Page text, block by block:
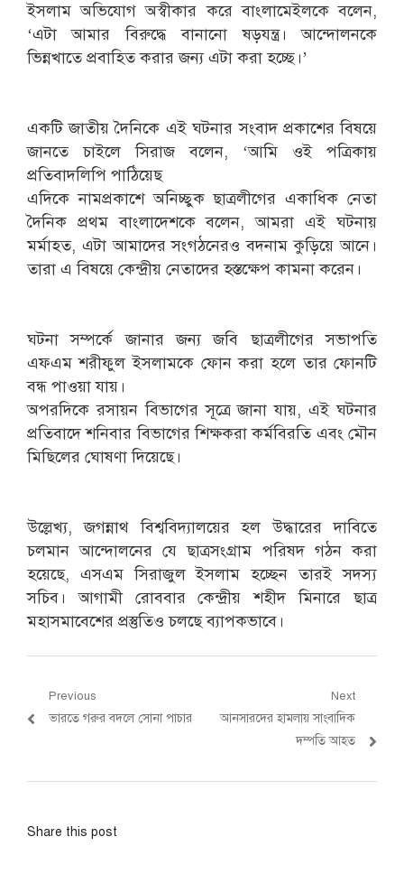
ইসলাম অভিযোগ অস্বীকার করে বাংলামেইলকে বলেন,
‘এটা আমার বিরুদ্ধে বানানো ষড়যন্ত্র। আন্দোলনকে
ভিন্নখাতে প্রবাহিত করার জন্য এটা করা হচ্ছে।’
একটি জাতীয় দৈনিকে এই ঘটনার সংবাদ প্রকাশের বিষয়ে
জানতে চাইলে সিরাজ বলেন, ‘আমি ওই পত্রিকায়
প্রতিবাদলিপি পাঠিয়েছ
এদিকে নামপ্রকাশে অনিচ্ছুক ছাত্রলীগের একাধিক নেতা
দৈনিক প্রথম বাংলাদেশকে বলেন, আমরা এই ঘটনায়
মর্মাহত, এটা আমাদের সংগঠনেরও বদনাম কুড়িয়ে আনে।
তারা এ বিষয়ে কেন্দ্রীয় নেতাদের হস্তক্ষেপ কামনা করেন।
ঘটনা সম্পর্কে জানার জন্য জবি ছাত্রলীগের সভাপতি
এফএম শরীফুল ইসলামকে ফোন করা হলে তার ফোনটি
বন্ধ পাওয়া যায়।
অপরদিকে রসায়ন বিভাগের সূত্রে জানা যায়, এই ঘটনার
প্রতিবাদে শনিবার বিভাগের শিক্ষকরা কর্মবিরতি এবং মৌন
মিছিলের ঘোষণা দিয়েছে।
উল্লেখ্য, জগন্নাথ বিশ্ববিদ্যালয়ের হল উদ্ধারের দাবিতে
চলমান আন্দোলনের যে ছাত্রসংগ্রাম পরিষদ গঠন করা
হয়েছে, এসএম সিরাজুল ইসলাম হচ্ছেন তারই সদস্য
সচিব। আগামী রোববার কেন্দ্রীয় শহীদ মিনারে ছাত্র
মহাসমাবেশের প্রস্তুতিও চলছে ব্যাপকভাবে।
Post
navigation
Previous
Previous
ভারতে গরুর বদলে সোনা পাচার
Next
Next
আনসারদের হামলায় সাংবাদিক
দম্পতি আহত
Share this post